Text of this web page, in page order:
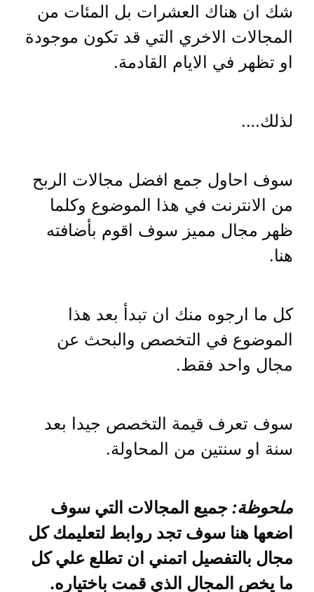
شك ان هناك العشرات بل المئات من
المجالات الاخري التي قد تكون موجودة
او تظهر في الايام القادمة.
لذلك….
سوف احاول جمع افضل مجالات الربح
من الانترنت في هذا الموضوع وكلما
ظهر مجال مميز سوف اقوم بأضافته
هنا.
كل ما ارجوه منك ان تبدأ بعد هذا
الموضوع في التخصص والبحث عن
مجال واحد فقط.
سوف تعرف قيمة التخصص جيدا بعد
سنة او سنتين من المحاولة.
ملحوظة: جميع المجالات التي سوف
اضعها هنا سوف تجد روابط لتعليمك كل
مجال بالتفصيل اتمني ان تطلع علي كل
ما يخص المجال الذي قمت باختياره.